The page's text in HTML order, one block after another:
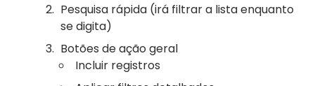
Pesquisa rápida (irá filtrar a lista enquanto
se digita)
Botões de ação geral
Incluir registros